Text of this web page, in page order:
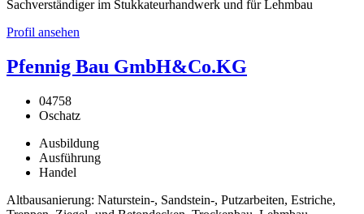
Sachverständiger im Stukkateurhandwerk und für Lehmbau
Profil ansehen
Pfennig Bau GmbH&Co.KG
04758
Oschatz
Ausbildung
Ausführung
Handel
Altbausanierung: Naturstein-, Sandstein-, Putzarbeiten, Estriche,